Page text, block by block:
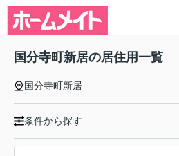
国分寺町新居の居住用一覧
国分寺町新居
条件から探す